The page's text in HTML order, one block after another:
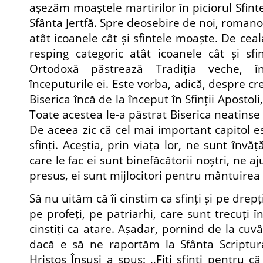
așezăm moaștele martirilor în piciorul
Sfânta Jertfă. Spre deosebire de noi,
atât icoanele cât și sfintele moaște. De
resping categoric atât icoanele cât și
Ortodoxă păstrează Tradiția
începuturile ei. Este vorba, adică, despre
Biserica încă de la început în Sfinții
Toate acestea le-a păstrat Biserica
De aceea zic că cel mai important capitol
sfinți. Aceștia, prin viața lor, ne sunt
care le fac ei sunt binefăcătorii noștri, ne
presus, ei sunt mijlocitori pentru mântuirea
Să nu uităm că îi cinstim ca sfinți și pe
pe profeți, pe patriarhi, care sunt trecuți
cinstiți ca atare. Așadar, pornind de la
dacă e să ne raportăm la Sfânta
Hristos Însuși a spus: ,,Fiți sfinți pentru